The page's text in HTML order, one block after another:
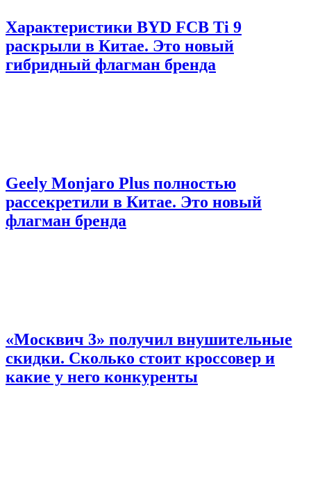
Характеристики BYD FCB Ti 9
раскрыли в Китае. Это новый
гибридный флагман бренда
Geely Monjaro Plus полностью
рассекретили в Китае. Это новый
флагман бренда
«Москвич 3» получил внушительные
скидки. Сколько стоит кроссовер и
какие у него конкуренты